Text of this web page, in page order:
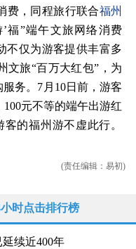
费，同程旅行联合福州
福”端午文旅网络消费
不仅为游客提供丰富多
文旅“百万大红包”，为
务。7月10日前，游客
元不等的端午出游红
的福州游不虚此行。
(责任编辑：易初)
时点击排行榜
续近400年